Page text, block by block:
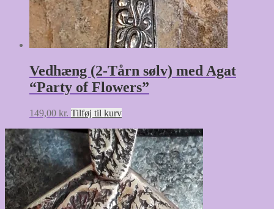
Vedhæng (2-Tårn sølv) med Agat
“Party of Flowers”
149,00 kr. Tilføj til kurv